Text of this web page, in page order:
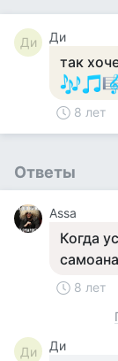
Ди Ди
так
8 лет
Ответы
Assa
Когда
8 лет
Ди Ди